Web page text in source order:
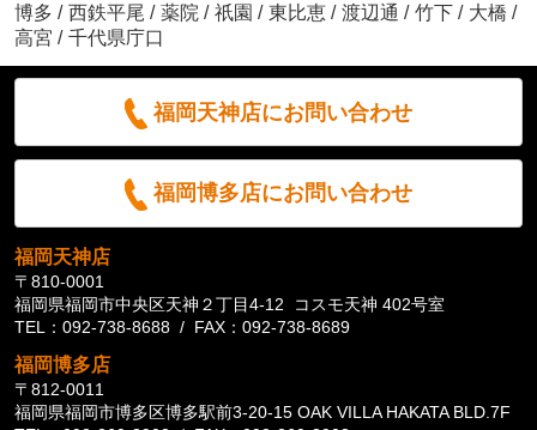
博多 / 西鉄平尾 / 薬院 / 祇園 / 東比恵 / 渡辺通 / 竹下 / 大橋 /
高宮 / 千代県庁口
福岡天神店にお問い合わせ
福岡博多店にお問い合わせ
福岡天神店
〒810-0001
福岡県福岡市中央区天神２丁目4-12 コスモ天神 402号室
TEL：092-738-8688 / FAX：092-738-8689
福岡博多店
〒812-0011
福岡県福岡市博多区博多駅前3-20-15 OAK VILLA HAKATA BLD.7F